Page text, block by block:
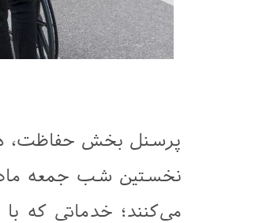
پرسنل بخش حفاظت،
نخستین شب جمعه ماه
می‌کنند؛ خدماتی که